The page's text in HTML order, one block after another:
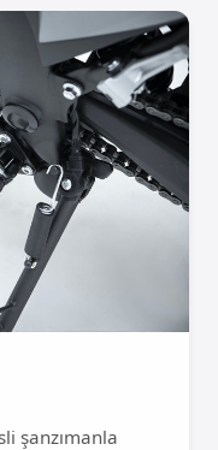
şanzımanla